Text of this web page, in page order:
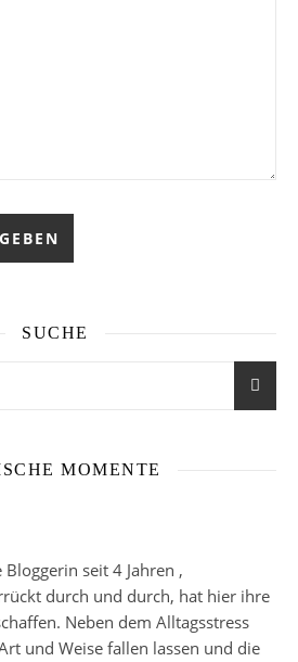
SUCHE
MOMENTE
seit 4 Jahren ,
durch und durch, hat hier ihre
Neben dem Alltagsstress
und Weise fallen lassen und die